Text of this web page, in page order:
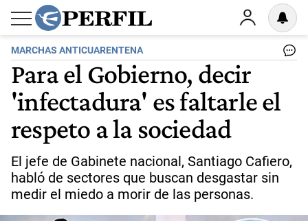
MARCHAS ANTICUARENTENA
Para el Gobierno, decir
'infectadura' es faltarle el
respeto a la sociedad
El jefe de Gabinete nacional, Santiago Cafiero,
habló de sectores que buscan desgastar sin
medir el miedo a morir de las personas.